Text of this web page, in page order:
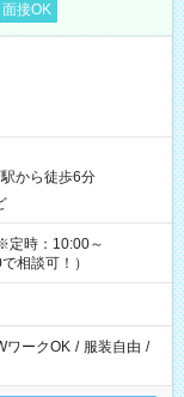
接OK
から徒歩6分
時：10:00～
相談可！）
ワークOK / 服装自由 /